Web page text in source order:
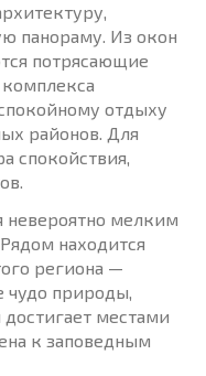
панораму. Из окон
потрясающие
отдыху
районов. Для
спокойствия,
невероятно мелким
находится
региона —
чудо природы,
местами
к заповедным